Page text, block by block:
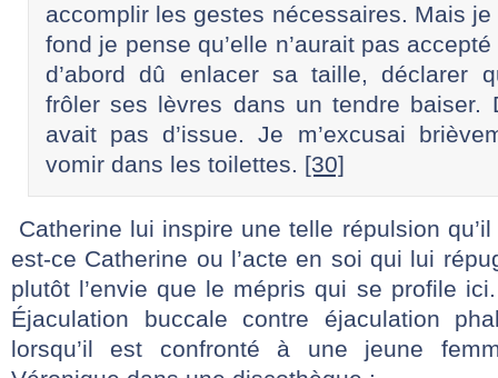
accomplir les gestes nécessaires. Mais
fond je pense qu’elle n’aurait pas
d’abord dû enlacer sa taille, déclarer
frôler ses lèvres dans un tendre baiser.
avait pas d’issue. Je m’excusai
vomir dans les toilettes. [30]
Catherine lui inspire une telle répulsion
est-ce Catherine ou l’acte en soi qui lui
plutôt l’envie que le mépris qui se profile
Éjaculation buccale contre éjaculation
lorsqu’il est confronté à une jeune